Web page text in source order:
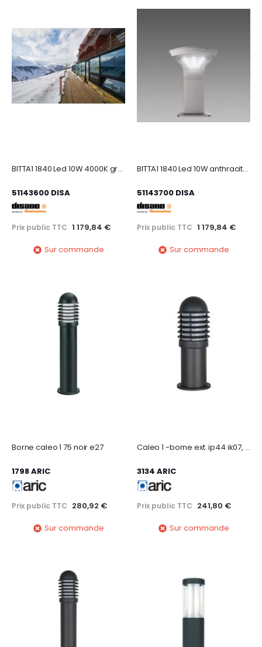
BITTA1 1840 Led 10W 4000K graphite
51143600 DISA
Prix public TTC 1 179,84 €
Sur commande
BITTA1 1840 Led 10W anthracite 4000K
51143700 DISA
Prix public TTC 1 179,84 €
Sur commande
Borne caleo 1 75 noir e27
1798 ARIC
Prix public TTC 280,92 €
Sur commande
Caleo 1 -borne ext. ip44 ik07, graphite, e27 100w max., lpe non incl., haut.42cm
3134 ARIC
Prix public TTC 241,80 €
Sur commande